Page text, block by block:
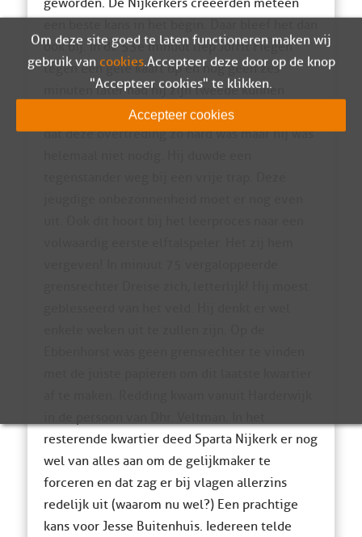
geworden. De Nijkerkers creëerden meteen
ook bij. In de 53e minuut liep Jorrit Fiegen
tegen een gele kaart op en nog geen zes
minuten later had hij zijn tweede kunnen
krijgen. De scheidsrechter spaarde hem. Niet
dat deze overtreding zo hard was maar hij was
resterende kwartier deed Sparta Nijkerk er nog
wel van alles aan om de gelijkmaker te
forceren en dat zag er bij vlagen allerzins
redelijk uit (waarom nu wel?) Een prachtige
kans voor Jesse Buitenhuis. Iedereen telde
Om deze site goed te laten functioneren maken wij
gebruik van cookies. Accepteer deze door op de knop
"Accepteer cookies" te klikken.
Accepteer cookies